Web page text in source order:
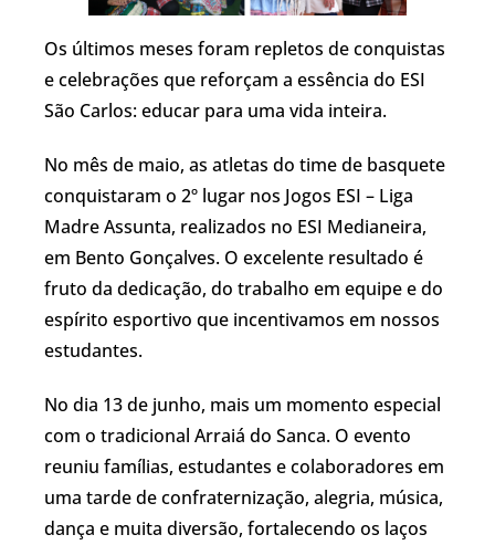
Os últimos meses foram repletos de conquistas
e celebrações que reforçam a essência do ESI
São Carlos: educar para uma vida inteira.
No mês de maio, as atletas do time de basquete
conquistaram o 2º lugar nos Jogos ESI – Liga
Madre Assunta, realizados no ESI Medianeira,
em Bento Gonçalves. O excelente resultado é
fruto da dedicação, do trabalho em equipe e do
espírito esportivo que incentivamos em nossos
estudantes.
No dia 13 de junho, mais um momento especial
com o tradicional Arraiá do Sanca. O evento
reuniu famílias, estudantes e colaboradores em
uma tarde de confraternização, alegria, música,
dança e muita diversão, fortalecendo os laços